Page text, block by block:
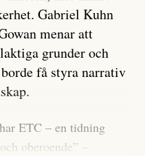
Gabriel Kuhn
menar att
grunder och
få styra narrativ
ETC – en tidning
oberoende” –